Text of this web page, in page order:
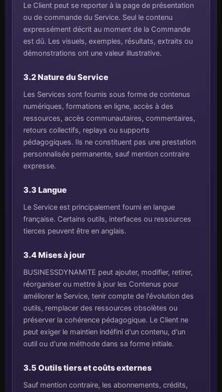
Le Client peut se reporter à la page de présentation
ou de commande du Service. Seul le contenu
expressément décrit au moment de la Commande
est dû. Les visuels, exemples, résultats, extraits ou
démonstrations ont une valeur illustrative.
3.2 Nature du Service
Les Services sont fournis sous forme de contenus
numériques, formations en ligne, accès à des
ressources, accès communautaires, commentaires,
retours collectifs, replays ou supports
pédagogiques. Ils ne constituent pas une prestation
personnalisée permanente, sauf mention contraire
expresse.
3.3 Langue
Le Service est principalement fourni en langue
française. Certains outils, interfaces ou ressources
tierces peuvent être en anglais.
3.4 Mises à jour
BUSINESSDYNAMITE peut ajouter, modifier, retirer,
réorganiser ou mettre à jour les Contenus pour
améliorer le Service, tenir compte de l'évolution des
outils, remplacer des ressources obsolètes ou
préserver la cohérence pédagogique. Le Client ne
peut exiger le maintien indéfini d'un contenu, d'un
outil ou d'une méthode dans sa forme initiale.
3.5 Outils tiers et coûts externes
Sauf mention contraire, les abonnements, crédits,